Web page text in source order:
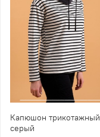
Капюшон трикотажный
серый